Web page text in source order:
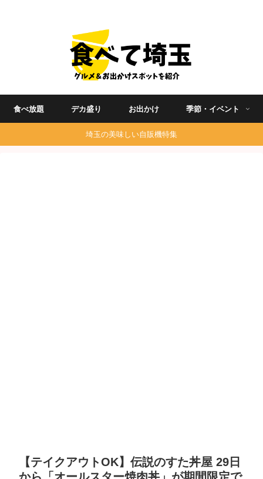
食べ放題 デカ盛り お出かけ 季節・イベント
埼玉の美味しい自販機特集
【テイクアウトOK】伝説のすた丼屋 29日